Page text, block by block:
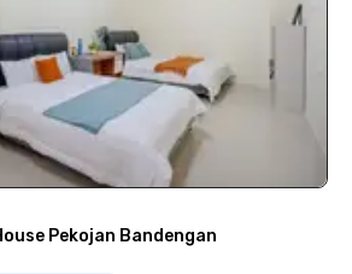
Pekojan Bandengan